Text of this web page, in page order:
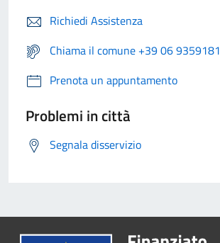
Richiedi Assistenza
Chiama il comune +39 06 9359181
Prenota un appuntamento
Problemi in città
Segnala disservizio